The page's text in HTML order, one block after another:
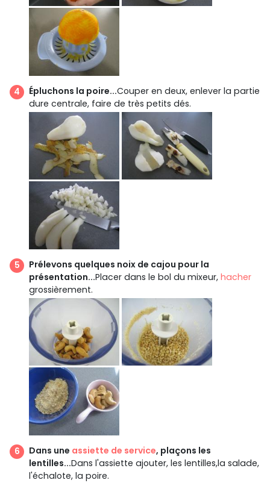
Épluchons la poire...Couper en deux, enlever la partie
dure centrale, faire de très petits dés.
Prélevons quelques noix de cajou pour la
présentation...Placer dans le bol du mixeur, hacher
grossièrement.
Dans une assiette de service, plaçons les
lentilles...Dans l'assiette ajouter, les lentilles,la salade,
l'échalote, la poire.